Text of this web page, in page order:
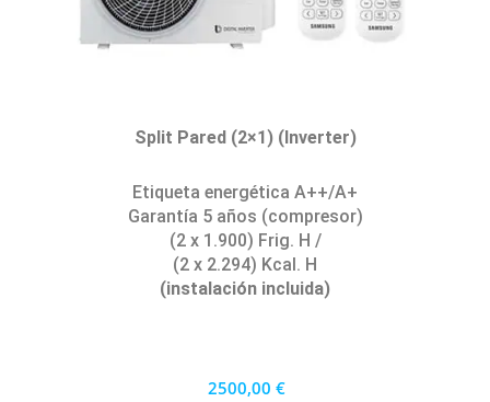
Split Pared (2×1) (Inverter)
Etiqueta energética A++/A+
Garantía 5 años (compresor)
(2 x 1.900) Frig. H /
(2 x 2.294) Kcal. H
(instalación incluida)
2500,00 €